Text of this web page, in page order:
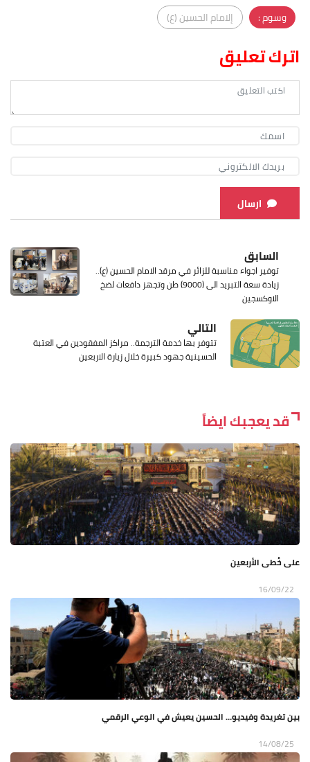
وسوم :
إلامام الحسين (ع)
اترك تعليق
ارسال
السابق
توفير اجواء مناسبة للزائر في مرقد الامام الحسين (ع)..
زيادة سعة التبريد الى (9000) طن وتجهز دافعات لضخ
الاوكسجين
التالي
تتوفر بها خدمة الترجمة.. مراكز المفقودين في العتبة
الحسينية جهود كبيرة خلال زيارة الاربعين
قد يعجبك ايضاً
على خُطى الأربعين
16/09/22
بين تغريدة وفيديو… الحسين يعيش في الوعي الرقمي
14/08/25